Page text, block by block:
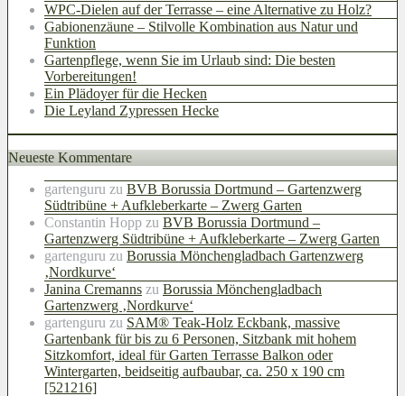
WPC-Dielen auf der Terrasse – eine Alternative zu Holz?
Gabionenzäune – Stilvolle Kombination aus Natur und
Funktion
Gartenpflege, wenn Sie im Urlaub sind: Die besten
Vorbereitungen!
Ein Plädoyer für die Hecken
Die Leyland Zypressen Hecke
Neueste Kommentare
gartenguru zu BVB Borussia Dortmund – Gartenzwerg
Südtribüne + Aufkleberkarte – Zwerg Garten
Constantin Hopp zu BVB Borussia Dortmund –
Gartenzwerg Südtribüne + Aufkleberkarte – Zwerg Garten
gartenguru zu Borussia Mönchengladbach Gartenzwerg
‚Nordkurve‘
Janina Cremanns zu Borussia Mönchengladbach
Gartenzwerg ‚Nordkurve‘
gartenguru zu SAM® Teak-Holz Eckbank, massive
Gartenbank für bis zu 6 Personen, Sitzbank mit hohem
Sitzkomfort, ideal für Garten Terrasse Balkon oder
Wintergarten, beidseitig aufbaubar, ca. 250 x 190 cm
[521216]